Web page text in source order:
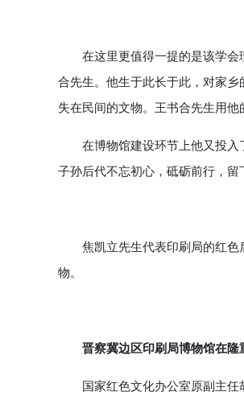
在这里更值得一提的是该学会
合先生。他生于此长于此，对家
失在民间的文物。王书合先生用他
在博物馆建设环节上他又投入
子孙后代不忘初心，砥砺前行，留
焦凯立先生代表印刷局的红色
物。
晋察冀边区印刷局博物馆在隆
国家红色文化办公室原副主任